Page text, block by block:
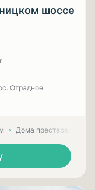
шоссе
Отрадное
Дома престарелых